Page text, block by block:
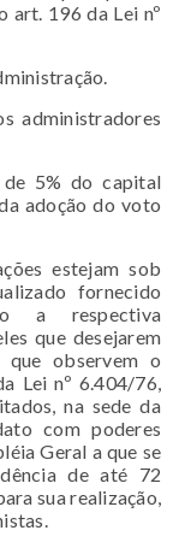
art. 196 da Lei nº
administradores
de 5% do capital
adoção do voto
estejam sob
fornecido
a respectiva
que desejarem
que observem o
Lei nº 6.404/76,
na sede da
com poderes
Geral a que se
de até 72
sua realização,